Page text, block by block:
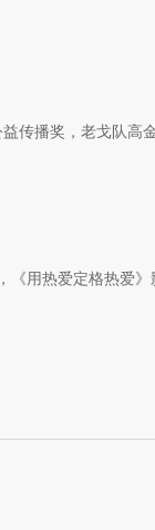
传播奖，老戈队高
《用热爱定格热爱